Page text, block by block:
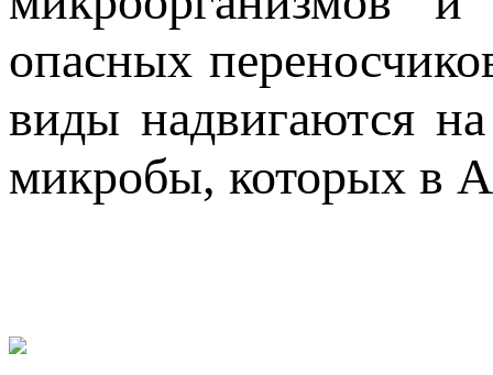
опасных
виды надвигаются
микробы, которых в